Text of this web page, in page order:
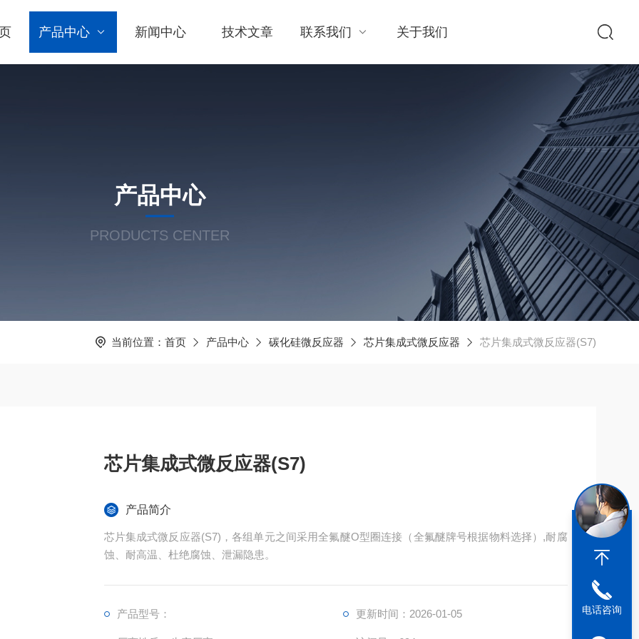
产品中心 新闻中心 技术文章 联系我们 关于我们
产品中心
PRODUCTS CENTER
当前位置： 首页 产品中心 碳化硅微反应器 芯片集成式微反应器 芯片集成式微反应器(S7)
芯片集成式微反应器(S7)
产品简介
芯片集成式微反应器(S7)，各组单元之间采用全氟醚O型圈连接（全氟醚牌号根据物料选择）,耐腐
蚀、耐高温、杜绝腐蚀、泄漏隐患。
产品型号： 更新时间：2026-01-05 电话咨询